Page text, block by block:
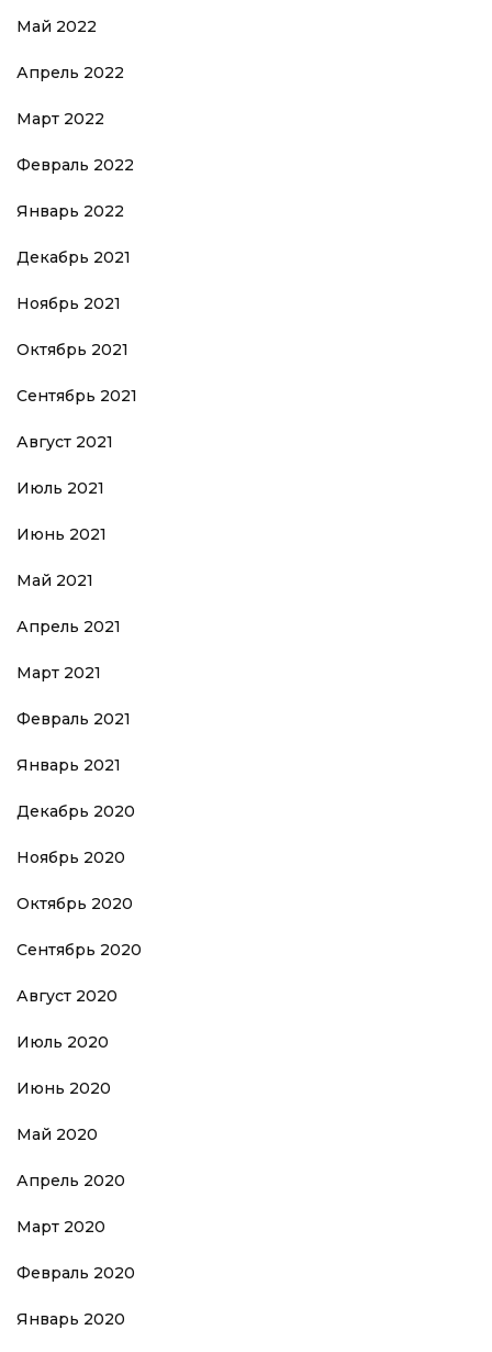
Май 2022
Апрель 2022
Март 2022
Февраль 2022
Январь 2022
Декабрь 2021
Ноябрь 2021
Октябрь 2021
Сентябрь 2021
Август 2021
Июль 2021
Июнь 2021
Май 2021
Апрель 2021
Март 2021
Февраль 2021
Январь 2021
Декабрь 2020
Ноябрь 2020
Октябрь 2020
Сентябрь 2020
Август 2020
Июль 2020
Июнь 2020
Май 2020
Апрель 2020
Март 2020
Февраль 2020
Январь 2020